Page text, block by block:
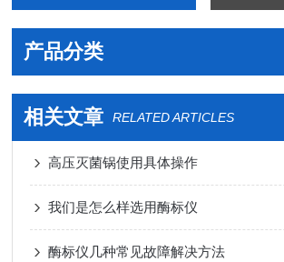
产品分类
相关文章 RELATED ARTICLES
高压灭菌锅使用具体操作
我们是怎么样选用酶标仪
酶标仪几种常见故障解决方法